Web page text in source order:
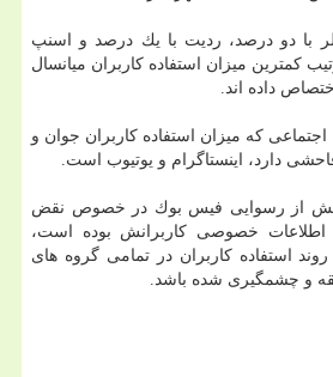
با دو درصد، ردیت با یك درصد و اسنپ
كمترین میزان استفاده كاربران میانسال
اجتماعی كه میزان استفاده كاربران جوان و
دارد، اینستاگرام و یوتیوب است.
پیش از رسوایی فیس بوك در خصوص نقض
خصوصی كاربرانش بوده است،
استفاده كاربران در تمامی گروه های
و چشمگیری شده باشد.